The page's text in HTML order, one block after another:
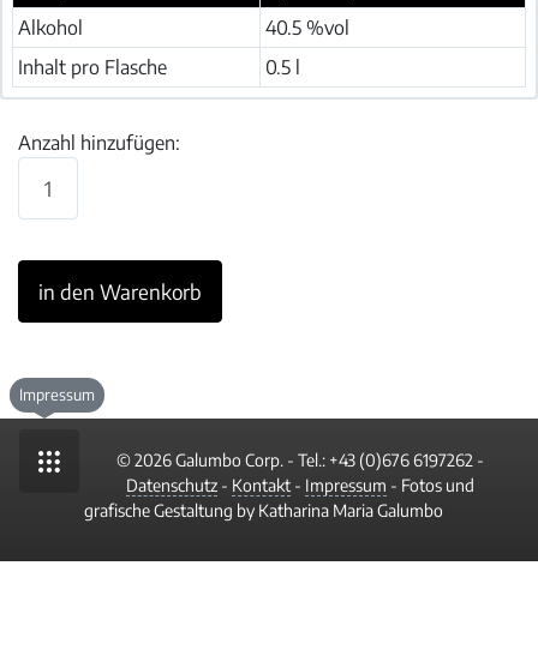
Alkohol
40.5 %vol
Inhalt pro Flasche
0.5 l
Anzahl hinzufügen:
Impressum
© 2026 Galumbo Corp. - Tel.: +43 (0)676 6197262 -
Datenschutz - Kontakt - Impressum - Fotos und
grafische Gestaltung by Katharina Maria Galumbo